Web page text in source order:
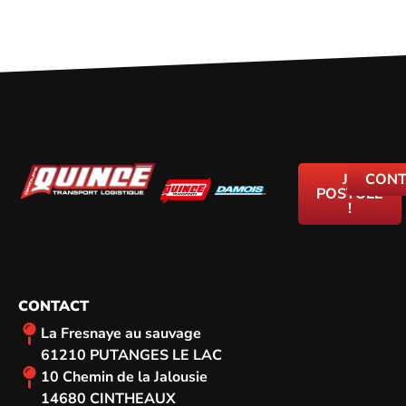
JE
POSTULE
!
CONTACT
La Fresnaye au sauvage
61210 PUTANGES LE LAC
10 Chemin de la Jalousie
14680 CINTHEAUX